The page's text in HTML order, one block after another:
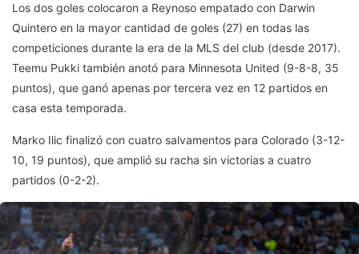
Los dos goles colocaron a Reynoso empatado con Darwin
Quintero en la mayor cantidad de goles (27) en todas las
competiciones durante la era de la MLS del club (desde 2017).
Teemu Pukki también anotó para Minnesota United (9-8-8, 35
puntos), que ganó apenas por tercera vez en 12 partidos en
casa esta temporada.
Marko Ilic finalizó con cuatro salvamentos para Colorado (3-12-
10, 19 puntos), que amplió su racha sin victorias a cuatro
partidos (0-2-2).